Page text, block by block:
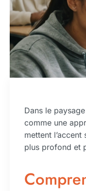
Dans le
comme une
mettent
plus profond et